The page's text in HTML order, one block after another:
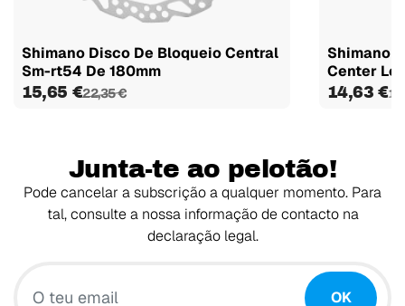
Shimano Disco De Bloqueio Central
Sm-rt54 De 180mm
15,65 €22,35 €
Shimano
Center
14,63 €
Junta-te ao pelotão!
Pode cancelar a subscrição a qualquer momento. Para
tal, consulte a nossa informação de contacto na
declaração legal.
OK